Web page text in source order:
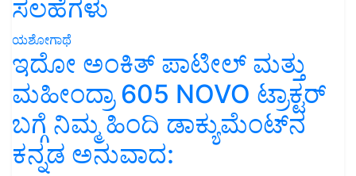
ಸಲಹೆಗಳು
ಯಶೋಗಾಥೆ
ಇದೋ ಅಂಕಿತ್ ಪಾಟೀಲ್ ಮತ್ತು
ಮಹೀಂದ್ರಾ 605 NOVO ಟ್ರಾಕ್ಟರ್
ಬಗ್ಗೆ ನಿಮ್ಮ ಹಿಂದಿ ಡಾಕ್ಯುಮೆಂಟ್‌ನ
ಕನ್ನಡ ಅನುವಾದ: